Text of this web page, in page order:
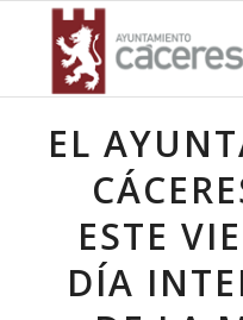
EL
ESTE
DÍA